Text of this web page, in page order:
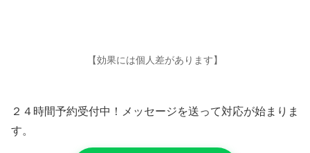
【効果には個人差があります】
２４時間予約受付中！メッセージを送って対応が始まりま
す。